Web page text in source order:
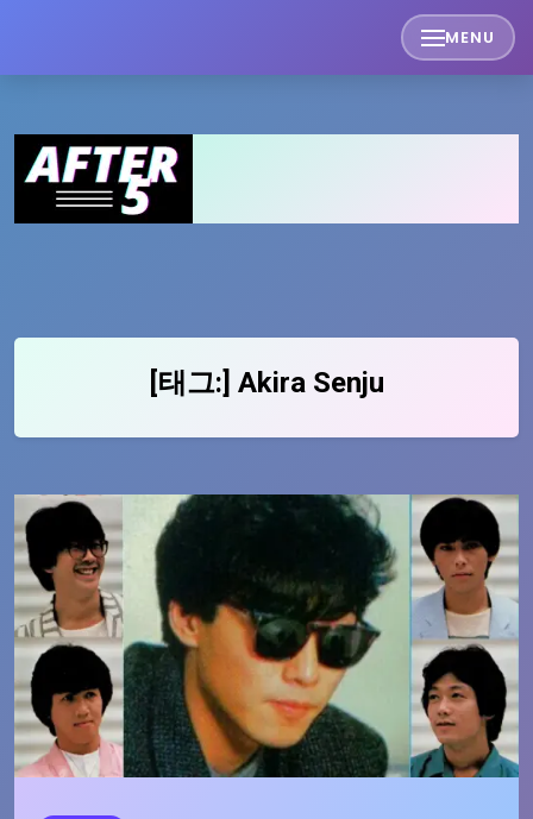
content
MENU
[태그:] Akira Senju